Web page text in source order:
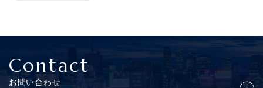
Contact
お問い合わせ